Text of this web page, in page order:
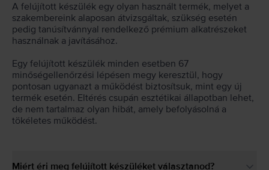
A felújított készülék egy olyan használt termék, melyet a
szakembereink alaposan átvizsgáltak, szükség esetén
pedig tanúsítvánnyal rendelkező prémium alkatrészeket
használnak a javításához.
Egy felújított készülék minden esetben 67
minőségellenőrzési lépésen megy keresztül, hogy
pontosan ugyanazt a működést biztosítsuk, mint egy új
termék esetén. Eltérés csupán esztétikai állapotban lehet,
de nem tartalmaz olyan hibát, amely befolyásolná a
tökéletes működést.
Miért éri meg felújított készüléket választanod?